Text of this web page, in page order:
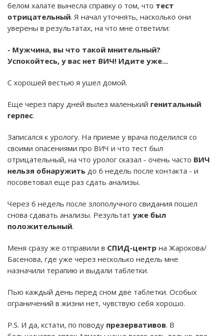
белом халате вынесла справку о том, что тест
отрицательный. Я начал уточнять, насколько они
уверены в результатах, на что мне ответили:
- Мужчина, вы что такой мнительный?
Успокойтесь, у вас нет ВИЧ! Идите уже...
С хорошей вестью я ушел домой.
Еще через пару дней вылез маленький генитальный
герпес.
Записался к урологу. На приеме у врача поделился со
своими опасениями про ВИЧ и что тест был
отрицательный, на что уролог сказал - очень часто ВИЧ
нельзя обнаружить до 6 недель после контакта - и
посоветовал еще раз сдать анализы.
Через 6 недель после злополучного свидания пошел
снова сдавать анализы. Результат уже был
положительный.
Меня сразу же отправили в СПИД-центр на Жарокова/
Басенова, где уже через несколько недель мне
назначили терапию и выдали таблетки.
Пью каждый день перед сном две таблетки. Особых
ограничений в жизни нет, чувствую себя хорошо.
P.S. И да, кстати, по поводу презервативов. В